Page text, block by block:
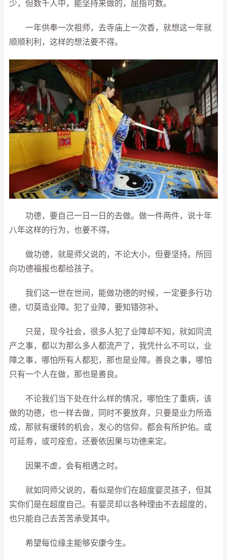
少，但数千人中，能坚持来做的，屈指可数。
一年供奉一次祖师，去寺庙上一次香，就想这一年就
顺顺利利，这样的想法要不得。
功德，要自己一日一日的去做。做一件两件，说十年
八年这样的行为，也要不得。
做功德，就是师父说的，不论大小，但要坚持。所回
向功德福报也都给孩子。
我们这一世在世间，能做功德的时候，一定要多行功
德，切莫造业障。犯了业障，要知错弥补。
只是，现今社会，很多人犯了业障却不知，就如同流
产之事，都以为那么多人都流产了，我凭什么不可以，业
障之事，哪怕所有人都犯，那也是业障。善良之事，哪怕
只有一个人在做，那也是善良。
不论我们当下处在什么样的情况，哪怕生了重病，该
做的功德，也一样去做，同时不要放弃，只要是业力所造
成，那就有缓转的机会，发心的信仰，都会有所护佑。或
可延寿，或可痊愈，还要依因果与功德来定。
因果不虚，会有相遇之时。
就如同师父说的，看似是你们在超度婴灵孩子，但其
实你们是在超度自己。有婴灵却以各种理由不去超度的，
也只能自己去苦苦承受其中。
希望每位缘主能够安康今生。